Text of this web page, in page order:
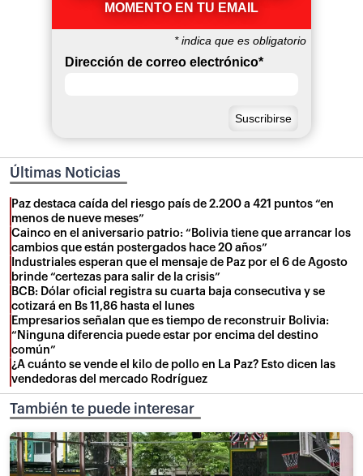
MOMENTO EN TU EMAIL
*indica que es obligatorio
Dirección de correo electrónico*
Últimas Noticias
Paz destaca caída del riesgo país de 2.200 a 421 puntos “en
menos de nueve meses”
Cainco en el aniversario patrio: “Bolivia tiene que arrancar los
cambios que están postergados hace 20 años”
Industriales esperan que el mensaje de Paz por el 6 de Agosto
brinde “certezas para salir de la crisis”
BCB: Dólar oficial registra su cuarta baja consecutiva y se
cotizará en Bs 11,86 hasta el lunes
Empresarios señalan que es tiempo de reconstruir Bolivia:
“Ninguna diferencia puede estar por encima del destino
común”
¿A cuánto se vende el kilo de pollo en La Paz? Esto dicen las
vendedoras del mercado Rodríguez
También te puede interesar